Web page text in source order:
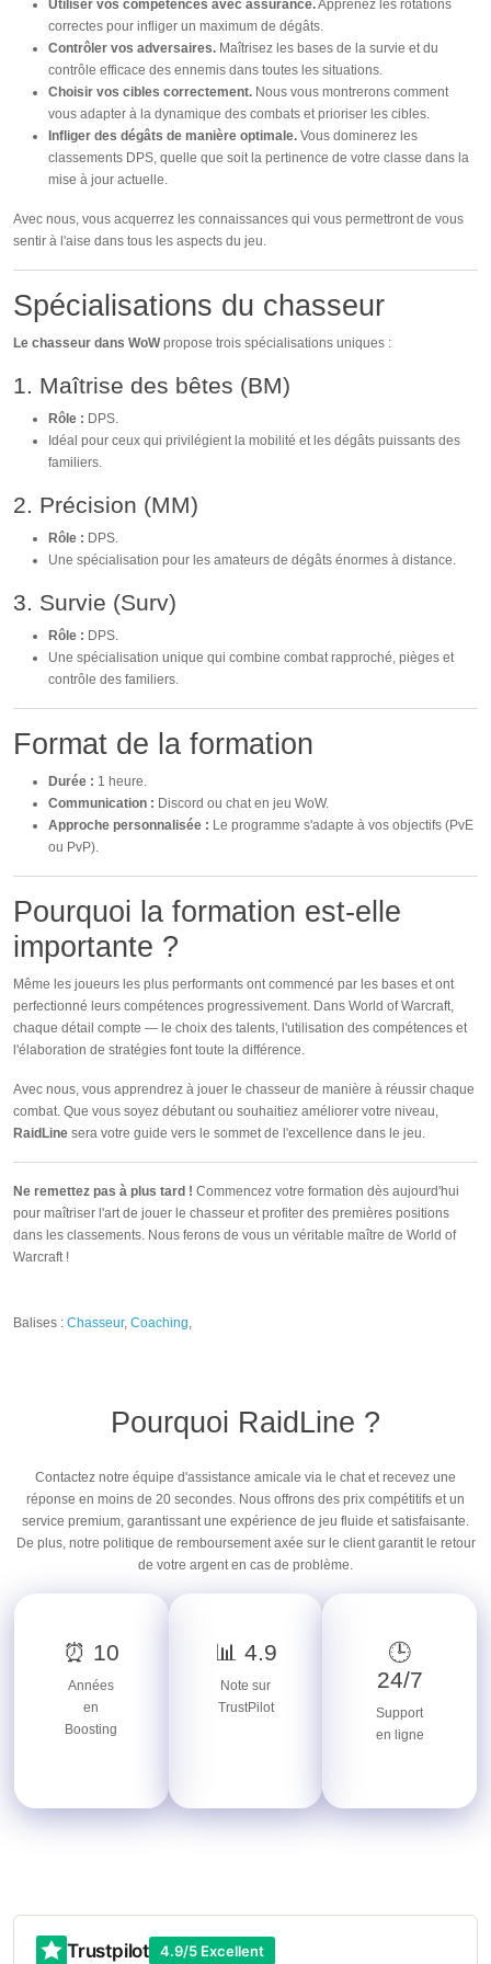
Utiliser vos compétences avec assurance.Apprenez les rotations
correctes pour infliger un maximum de dégâts.
Contrôler vos adversaires. Maîtrisez les bases de la survie et du
contrôle efficace des ennemis dans toutes les situations.
Choisir vos cibles correctement. Nous vous montrerons comment
vous adapter à la dynamique des combats et prioriser les cibles.
Infliger des dégâts de manière optimale. Vous dominerez les
classements DPS, quelle que soit la pertinence de votre classe dans la
mise à jour actuelle.
Avec nous, vous acquerrez les connaissances qui vous permettront de vous
sentir à l'aise dans tous les aspects du jeu.
Spécialisations du chasseur
Le chasseur dans WoWpropose trois spécialisations uniques :
1. Maîtrise des bêtes (BM)
Rôle : DPS.
Idéal pour ceux qui privilégient la mobilité et les dégâts puissants des
familiers.
2. Précision (MM)
Rôle : DPS.
Une spécialisation pour les amateurs de dégâts énormes à distance.
3. Survie (Surv)
Rôle : DPS.
Une spécialisation unique qui combine combat rapproché, pièges et
contrôle des familiers.
Format de la formation
Durée : 1 heure.
Communication : Discord ou chat en jeu WoW.
Approche personnalisée : Le programme s'adapte à vos objectifs (PvE
ou PvP).
Pourquoi la formation est-elle
importante ?
Même les joueurs les plus performants ont commencé par les bases et ont
perfectionné leurs compétences progressivement. Dans World of Warcraft,
chaque détail compte — le choix des talents, l'utilisation des compétences et
l'élaboration de stratégies font toute la différence.
Avec nous, vous apprendrez à jouer le chasseur de manière à réussir chaque
combat. Que vous soyez débutant ou souhaitiez améliorer votre niveau,
RaidLine sera votre guide vers le sommet de l'excellence dans le jeu.
Ne remettez pas à plus tard ! Commencez votre formation dès aujourd'hui
pour maîtriser l'art de jouer le chasseur et profiter des premières positions
dans les classements. Nous ferons de vous un véritable maître de World of
Warcraft !
Balises : Chasseur, Coaching
Pourquoi RaidLine ?
Contactez notre équipe d'assistance amicale via le chat et recevez une
réponse en moins de 20 secondes. Nous offrons des prix compétitifs et un
service premium, garantissant une expérience de jeu fluide et satisfaisante.
De plus, notre politique de remboursement axée sur le client garantit le retour
de votre argent en cas de problème.
⏰ 10
Années
en
Boosting
📊 4.9
Note sur
TrustPilot
🕒
24/7
Support
en ligne
Trustpilot 4.9/5 Excellent